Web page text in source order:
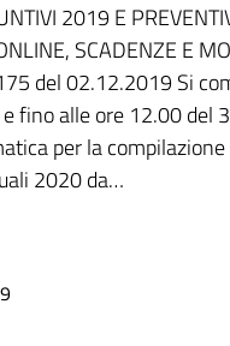
2019 E
SCADENZE E
del 02.12.2019 Si
fino alle ore 12.00 del
per la
2020 da…